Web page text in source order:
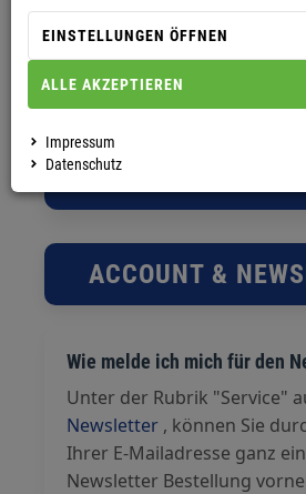
Hier erhalten Sie
auf die am häufigsten
Wählen Sie ein Thema
ACCOUNT &
Wie melde ich mich für den
Unter der Rubrik "Service"
Newsletter , können Sie
Ihrer E-Mailadresse ganz
Newsletter Bestellung
EINSTELLUNGEN ÖFFNEN
ALLE AKZEPTIEREN
Impressum
Datenschutz